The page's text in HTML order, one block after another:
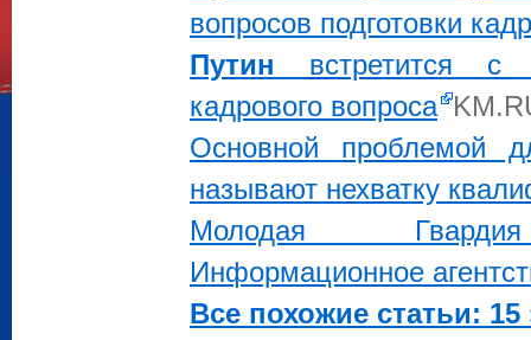
вопросов подготовки
Путин встретится с
кадрового вопроса
Основной проблемой
называют нехватку
Молодая
Информационное
Все похожие статьи: 15